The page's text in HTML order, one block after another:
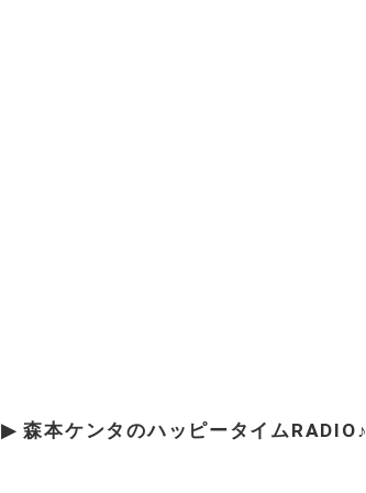
▶ 森本ケンタのハッピータイムRADIO♪